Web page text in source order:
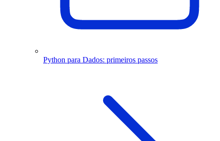
Python para Dados: primeiros passos